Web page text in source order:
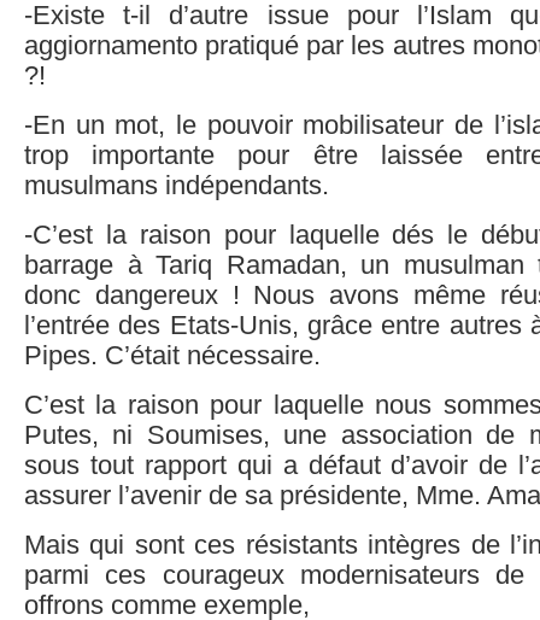
-Existe t-il d’autre issue pour l’Islam
aggiornamento pratiqué par les autres
?!
-En un mot, le pouvoir mobilisateur de
trop importante pour être laissée
musulmans indépendants.
-C’est la raison pour laquelle dés le
barrage à Tariq Ramadan, un musulman
donc dangereux ! Nous avons même
l’entrée des Etats-Unis, grâce entre autres
Pipes. C’était nécessaire.
C’est la raison pour laquelle nous
Putes, ni Soumises, une association de
sous tout rapport qui a défaut d’avoir de
assurer l’avenir de sa présidente, Mme.
Mais qui sont ces résistants intègres de
parmi ces courageux modernisateurs de
offrons comme exemple,